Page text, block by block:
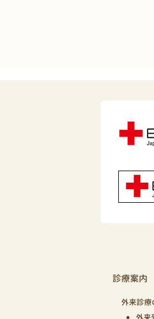
診療案内
外来診療